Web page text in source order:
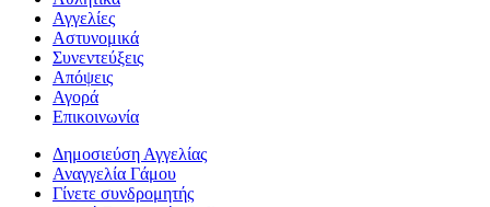
Αγγελίες
Αστυνομικά
Συνεντεύξεις
Απόψεις
Αγορά
Επικοινωνία
Δημοσιεύση Αγγελίας
Αναγγελία Γάμου
Γίνετε συνδρομητής